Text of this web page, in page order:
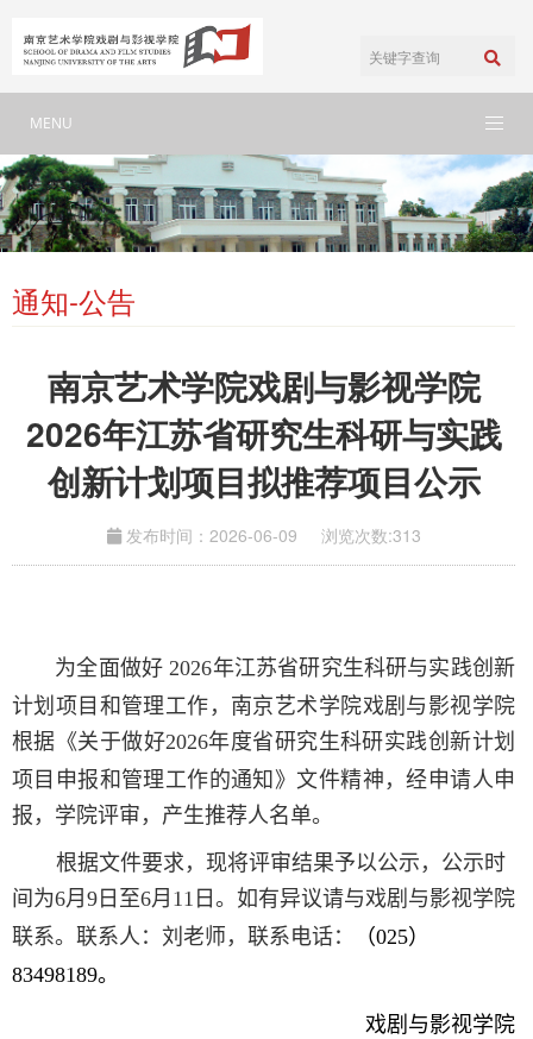
MENU
通知-公告
南京艺术学院戏剧与影视学院
2026年江苏省研究生科研与实践
创新计划项目拟推荐项目公示
发布时间：2026-06-09 浏览次数:313
为全面做好 2026年江苏省研究生科研与实践创新
计划项目和管理工作，南京艺术学院戏剧与影视学院
根据《关于做好2026年度省研究生科研实践创新计划
项目申报和管理工作的通知》文件精神，经申请人申
报，学院评审，产生推荐人名单。
根据文件要求，现将评审结果予以公示，公示时
间为6月9日至6月 11 日。如有异议请与戏剧与影视学院
联系。联系人：刘老师，联系电话：
（025）
83498189。
戏剧与影视学院